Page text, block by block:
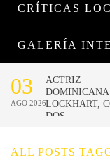
CRÍTICAS
GALERÍA
ALL POSTS